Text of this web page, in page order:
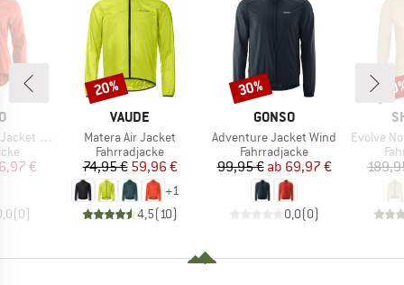
Wind
Preis
€
(0)
MARKE
VAUDE
Artikel
Matera Air Jacket
Produktgruppe
Fahrradjacke
Preis
74,95 € reduzierter Preis
59,96 €
+1
4,5( 10)
Rabatt
20%
MARKE
GONSO
Artikel
Adventure Jacket Wind
Produktgruppe
Fahrradjacke
Preis
99,95 € reduzierter Preis
ab 69,97 €
0,0(0)
Rabatt
30%
Artikel
Evolve No